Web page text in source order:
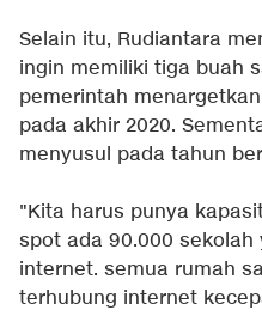
Selain itu, Rudiantara
ingin memiliki tiga buah
pemerintah
pada akhir 2020.
menyusul pada tahun
"Kita harus punya
spot ada 90.000
internet. semua rumah
terhubung internet